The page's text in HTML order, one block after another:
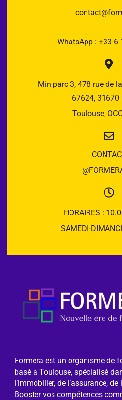
WhatsApp : +33 6
Miniparc 3, 478 rue de
67624, 31670
Toulouse,
HORAIRES :
SAMEDI-
Formera est un organisme de
basé à Toulouse, spécialisé
l’immobilier, de l’assurance,
Booster vos compétences